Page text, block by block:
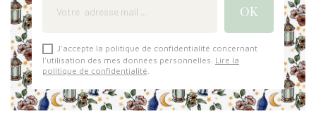
J'accepte la politique de confidentialité concernant
l'utilisation des mes données personnelles. Lire la
politique de confidentialité